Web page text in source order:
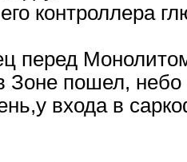
контроллера
перед
Зоне пошел,
входа в